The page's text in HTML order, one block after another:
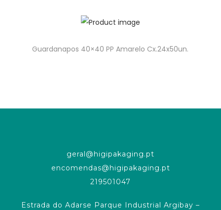
Guardanapos 40×40 PP Amarelo Cx.24x50un.
geral@higipakaging.pt
encomendas@higipakaging.pt
219501047
Estrada do Adarse Parque Industrial Argibay –